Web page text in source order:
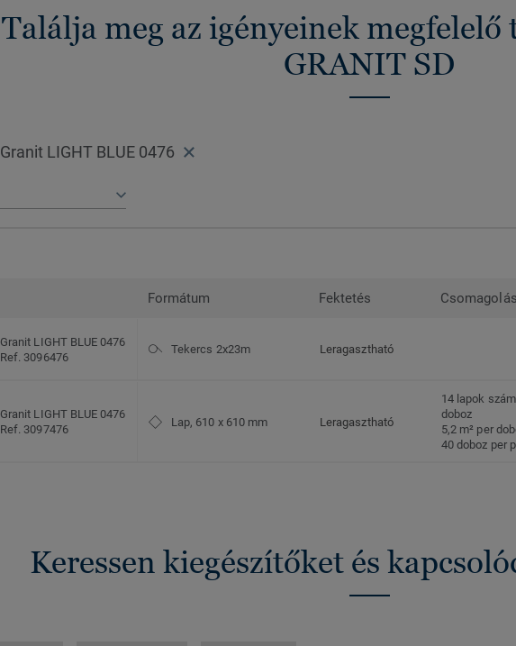
Találja meg az igényeinek
GRANIT SD
Granit LIGHT BLUE 0476
Formátum Fektetés Csomagolás
Granit LIGHT BLUE 0476
Ref. 3096476
Tekercs 2x23m Leragasztható
Granit LIGHT BLUE 0476
Ref. 3097476
Lap, 610 x 610 mm Leragasztható
14 lapok
doboz
5,2 m² per
40 doboz per
Keressen kiegészítőket és